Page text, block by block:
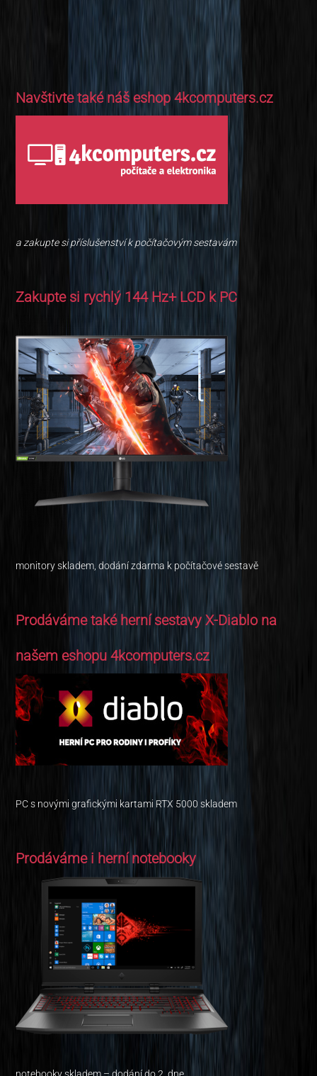
Navštivte také náš eshop 4kcomputers.cz
a zakupte si příslušenství k počítačovým sestavám
Zakupte si rychlý 144 Hz+ LCD k PC
monitory skladem, dodání zdarma k počítačové sestavě
Prodáváme také herní sestavy X-Diablo na
našem eshopu 4kcomputers.cz
PC s novými grafickými kartami RTX 5000 skladem
Prodáváme i herní notebooky